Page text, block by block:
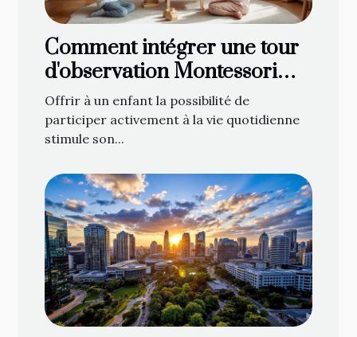
Comment intégrer une tour
d'observation Montessori
dans votre foyer
Offrir à un enfant la possibilité de
participer activement à la vie quotidienne
stimule son...